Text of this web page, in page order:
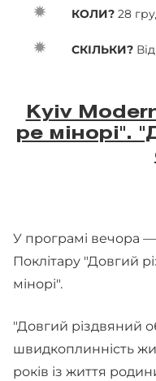
КОЛИ? 28
СКІЛЬКИ?
Kyiv
ре мінорі".
У програмі вечора
Поклітару "Довгий
мінорі".
"Довгий різдвяний
швидкоплинність
років із життя